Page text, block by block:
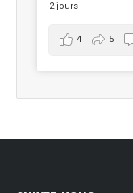
2 jours
4 5